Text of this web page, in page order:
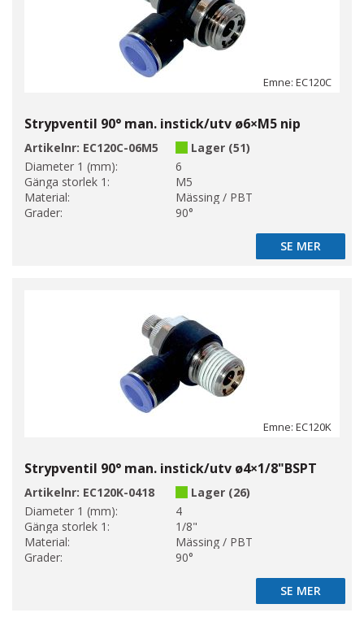
Emne: EC120C
Strypventil 90° man. instick/utv ø6×M5 nip
Artikelnr: EC120C-06M5
Lager (51)
Diameter 1 (mm):
6
Gänga storlek 1:
M5
Material:
Mässing / PBT
Grader:
90°
SE MER
SE MER
Emne: EC120K
Strypventil 90° man. instick/utv ø4×1/8"BSPT
Artikelnr: EC120K-0418
Lager (26)
Diameter 1 (mm):
4
Gänga storlek 1:
1/8"
Material:
Mässing / PBT
Grader:
90°
SE MER
SE MER